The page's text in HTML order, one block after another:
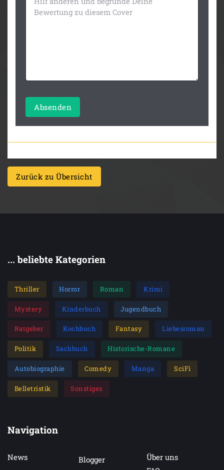
Absenden
Zurück zu Übersicht
... beliebte Kategorien
Thriller Horror Roman Krimi
Mystery Kinderbuch Jugendbuch
Ratgeber Kochbuch Fantasy Liebesroman
Politik Sachbuch Historische-Romane
Autobiographie Comedy Manga SciFi
Belletristik Sonstiges
Navigation
News
Blogger
Über uns